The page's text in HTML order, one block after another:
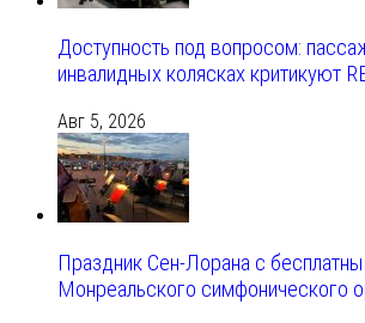
Доступность под вопросом:
инвалидных колясках критикуют
Авг 5, 2026
Праздник Сен-Лорана с
Монреальского симфонического